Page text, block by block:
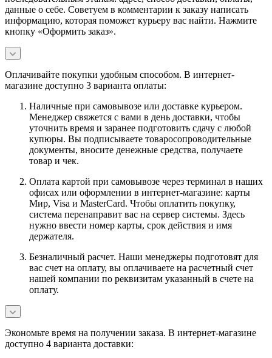
данные о себе. Советуем в комментарии к заказу написать
информацию, которая поможет курьеру вас найти. Нажмите
кнопку «Оформить заказ».
Оплачивайте покупки удобным способом. В интернет-
магазине доступно 3 варианта оплаты:
Наличные при самовывозе или доставке курьером.
Менеджер свяжется с вами в день доставки, чтобы
уточнить время и заранее подготовить сдачу с любой
купюры. Вы подписываете товаросопроводительные
документы, вносите денежные средства, получаете
товар и чек.
Оплата картой при самовывозе через терминал в наших
офисах или оформлении в интернет-магазине: карты
Мир, Visa и MasterCard. Чтобы оплатить покупку,
система перенаправит вас на сервер системы. Здесь
нужно ввести номер карты, срок действия и имя
держателя.
Безналичный расчет. Наши менеджеры подготовят для
вас счет на оплату, вы оплачиваете на расчетный счет
нашей компании по реквизитам указанный в счете на
оплату.
Экономьте время на получении заказа. В интернет-магазине
доступно 4 варианта доставки: